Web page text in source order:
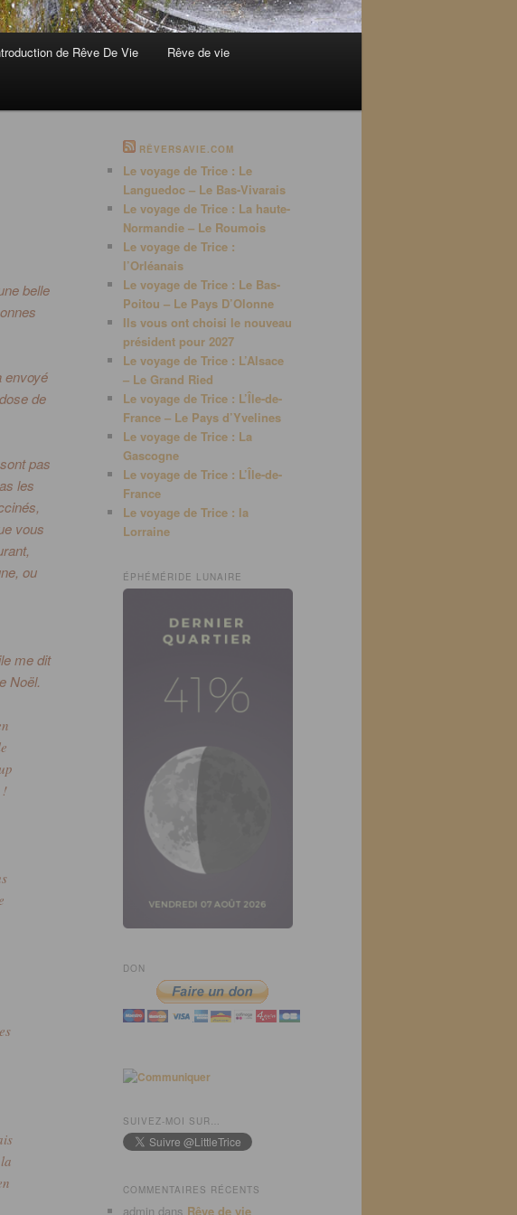
de Rêve De Vie Rêve de vie
belle
envoyé
de
pas
les
vous
ou
me dit
Noël.
!
RÊVERSAVIE.COM
Le voyage de Trice : Le
Languedoc – Le Bas-Vivarais
Le voyage de Trice : La haute-
Normandie – Le Roumois
Le voyage de Trice :
l’Orléanais
Le voyage de Trice : Le Bas-
Poitou – Le Pays D’Olonne
Ils vous ont choisi le nouveau
président pour 2027
Le voyage de Trice : L’Alsace
– Le Grand Ried
Le voyage de Trice : L’Île-de-
France – Le Pays d’Yvelines
Le voyage de Trice : La
Gascogne
Le voyage de Trice : L’Île-de-
France
Le voyage de Trice : la
Lorraine
ÉPHÉMÉRIDE LUNAIRE
DON
SUIVEZ-MOI SUR…
COMMENTAIRES RÉCENTS
admin dans Rêve de vie